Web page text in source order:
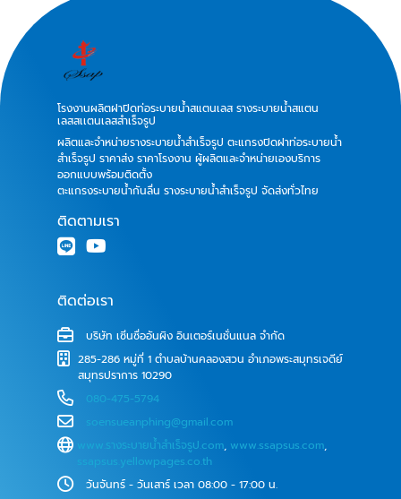
โรงงานผลิตฝาปิดท่อระบายน้ำสแตนเลส รางระบายน้ำสแตน
เลสสเเตนเลสสำเร็จรูป
ผลิตและจำหน่ายรางระบายน้ำสำเร็จรูป ตะแกรงปิดฝาท่อระบายน้ำ
สำเร็จรูป ราคาส่ง ราคาโรงงาน ผู้ผลิตและจำหน่ายเองบริการ
ออกแบบพร้อมติดตั้ง
ตะแกรงระบายน้ำกันลื่น รางระบายน้ำสำเร็จรูป จัดส่งทั่วไทย
ติดตามเรา
ติดต่อเรา
บริษัท เซิ่นซื่ออันผิง อินเตอร์เนชั่นแนล จำกัด
285-286 หมู่ที่ 1 ตำบลบ้านคลองสวน อำเภอพระสมุทรเจดีย์
สมุทรปราการ 10290
080-475-5794
soensueanphing@gmail.com
www.รางระบายน้ําสําเร็จรูป.com, www.ssapsus.com,
ssapsus.yellowpages.co.th
วันจันทร์ - วันเสาร์ เวลา 08:00 - 17:00 น.